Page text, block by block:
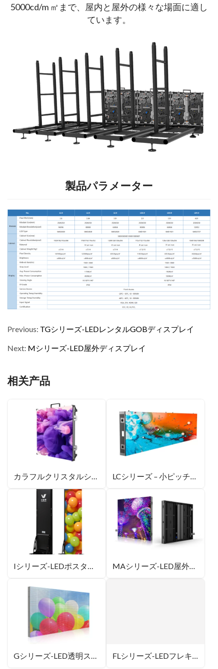
5000cd/m ㎡まで、屋内と屋外の様々な場面に適し
ています。
製品パラメーター
Previous: TGシリーズ-LEDレンタルGOBディスプレイ
Next: Mシリーズ-LED屋外ディスプレイ
相关产品
カラフルクリスタルシリーズ-LEDレンタルディスプレイ LCシリーズ – 小ピッチLEDディスプレイ
Iシリーズ-LEDポスター・スクリーン MAシリーズ-LED屋外ディスプレイ
Gシリーズ-LED透明スクリーン FLシリーズ-LEDフレキシブルモジュール型スクリーン